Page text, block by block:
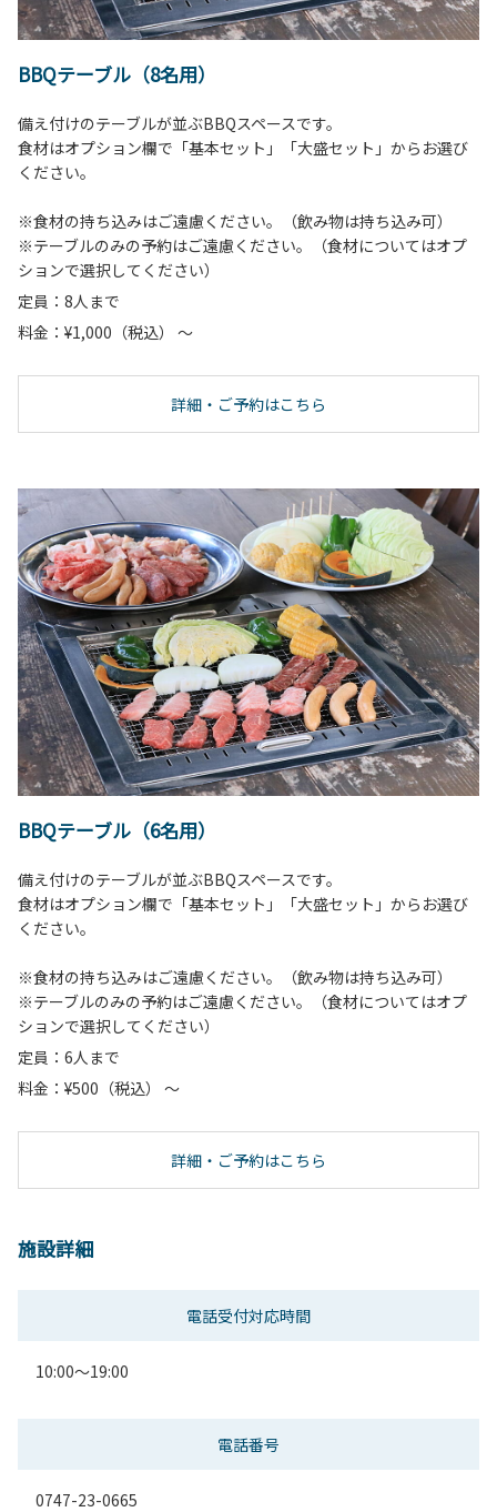
BBQテーブル（8名用）
備え付けのテーブルが並ぶBBQスペースです。
食材はオプション欄で「基本セット」「大盛セット」からお選び
ください。
※食材の持ち込みはご遠慮ください。（飲み物は持ち込み可）
※テーブルのみの予約はご遠慮ください。（食材についてはオプ
ションで選択してください）
定員：8人まで
料金：¥1,000（税込） ～
詳細・ご予約はこちら
BBQテーブル（6名用）
備え付けのテーブルが並ぶBBQスペースです。
食材はオプション欄で「基本セット」「大盛セット」からお選び
ください。
※食材の持ち込みはご遠慮ください。（飲み物は持ち込み可）
※テーブルのみの予約はご遠慮ください。（食材についてはオプ
ションで選択してください）
定員：6人まで
料金：¥500（税込） ～
詳細・ご予約はこちら
施設詳細
電話受付対応時間
10:00～19:00
電話番号
0747-23-0665